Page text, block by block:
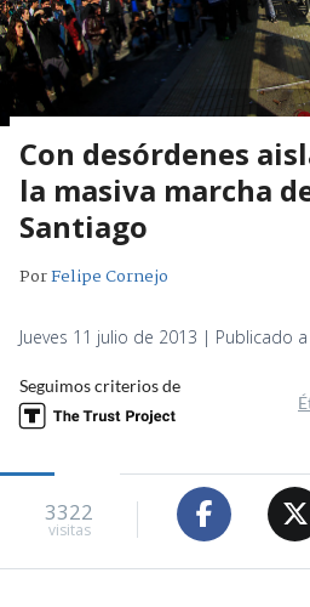
Con desórdenes
la masiva marcha
Santiago
PorFelipe Cornejo
Jueves 11 julio de 2013 | Publicado
Seguimos criterios de
3322
visitas